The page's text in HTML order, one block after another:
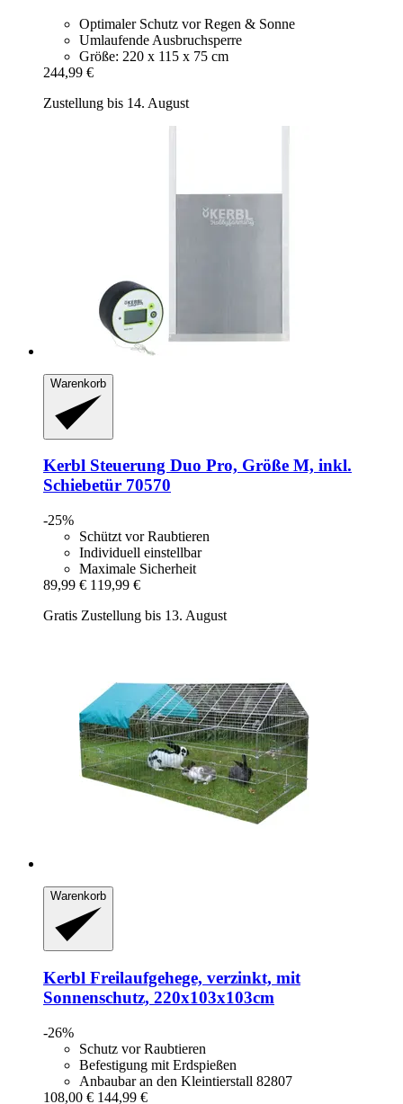
Optimaler Schutz vor Regen & Sonne
Umlaufende Ausbruchsperre
Größe: 220 x 115 x 75 cm
244,99 €
Zustellung bis 14. August
Warenkorb
Kerbl Steuerung Duo Pro, Größe M, inkl.
Schiebetür 70570
-25%
Schützt vor Raubtieren
Individuell einstellbar
Maximale Sicherheit
89,99 € 119,99 €
Gratis Zustellung bis 13. August
Warenkorb
Kerbl Freilaufgehege, verzinkt, mit
Sonnenschutz, 220x103x103cm
-26%
Schutz vor Raubtieren
Befestigung mit Erdspießen
Anbaubar an den Kleintierstall 82807
108,00 € 144,99 €